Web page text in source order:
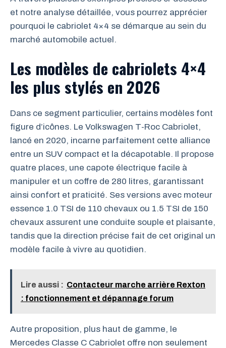
et notre analyse détaillée, vous pourrez apprécier
pourquoi le cabriolet 4×4 se démarque au sein du
marché automobile actuel.
Les modèles de cabriolets 4×4
les plus stylés en 2026
Dans ce segment particulier, certains modèles font
figure d’icônes. Le Volkswagen T-Roc Cabriolet,
lancé en 2020, incarne parfaitement cette alliance
entre un SUV compact et la décapotable. Il propose
quatre places, une capote électrique facile à
manipuler et un coffre de 280 litres, garantissant
ainsi confort et praticité. Ses versions avec moteur
essence 1.0 TSI de 110 chevaux ou 1.5 TSI de 150
chevaux assurent une conduite souple et plaisante,
tandis que la direction précise fait de cet original un
modèle facile à vivre au quotidien.
Lire aussi : Contacteur marche arrière Rexton
: fonctionnement et dépannage forum
Autre proposition, plus haut de gamme, le
Mercedes Classe C Cabriolet offre non seulement